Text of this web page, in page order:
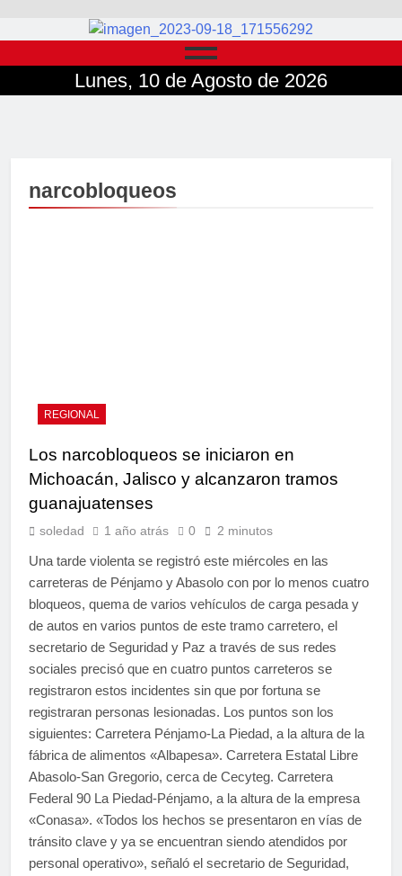
Lunes, 10 de Agosto de 2026
narcobloqueos
REGIONAL
Los narcobloqueos se iniciaron en
Michoacán, Jalisco y alcanzaron tramos
guanajuatenses
soledad 1 año atrás 0 2 minutos
Una tarde violenta se registró este miércoles en las
carreteras de Pénjamo y Abasolo con por lo menos cuatro
bloqueos, quema de varios vehículos de carga pesada y
de autos en varios puntos de este tramo carretero, el
secretario de Seguridad y Paz a través de sus redes
sociales precisó que en cuatro puntos carreteros se
registraron estos incidentes sin que por fortuna se
registraran personas lesionadas. Los puntos son los
siguientes: Carretera Pénjamo-La Piedad, a la altura de la
fábrica de alimentos «Albapesa». Carretera Estatal Libre
Abasolo-San Gregorio, cerca de Cecyteg. Carretera
Federal 90 La Piedad-Pénjamo, a la altura de la empresa
«Conasa». «Todos los hechos se presentaron en vías de
tránsito clave y ya se encuentran siendo atendidos por
personal operativo», señaló el secretario de Seguridad,